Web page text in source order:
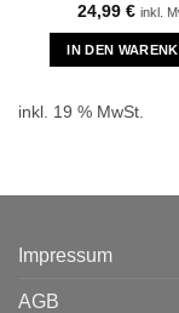
24,99 € inkl.
IN DEN
inkl. 19 % MwSt.
Impressum
AGB